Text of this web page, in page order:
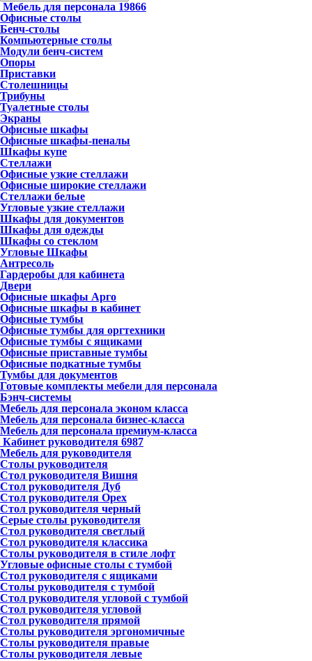
Мебель для персонала 19866
Офисные столы
Бенч-столы
Компьютерные столы
Модули бенч-систем
Опоры
Приставки
Столешницы
Трибуны
Туалетные столы
Экраны
Офисные шкафы
Офисные шкафы-пеналы
Шкафы купе
Стеллажи
Офисные узкие стеллажи
Офисные широкие стеллажи
Стеллажи белые
Угловые узкие стеллажи
Шкафы для документов
Шкафы для одежды
Шкафы со стеклом
Угловые Шкафы
Антресоль
Гардеробы для кабинета
Двери
Офисные шкафы Арго
Офисные шкафы в кабинет
Офисные тумбы
Офисные тумбы для оргтехники
Офисные тумбы с ящиками
Офисные приставные тумбы
Офисные подкатные тумбы
Тумбы для документов
Готовые комплекты мебели для персонала
Бэнч-системы
Мебель для персонала эконом класса
Мебель для персонала бизнес-класса
Мебель для персонала премиум-класса
Кабинет руководителя 6987
Мебель для руководителя
Столы руководителя
Стол руководителя Вишня
Стол руководителя Дуб
Стол руководителя Орех
Стол руководителя черный
Серые столы руководителя
Стол руководителя светлый
Стол руководителя классика
Столы руководителя в стиле лофт
Угловые офисные столы с тумбой
Стол руководителя с ящиками
Столы руководителя с тумбой
Стол руководителя угловой с тумбой
Стол руководителя угловой
Стол руководителя прямой
Столы руководителя эргономичные
Столы руководителя правые
Столы руководителя левые